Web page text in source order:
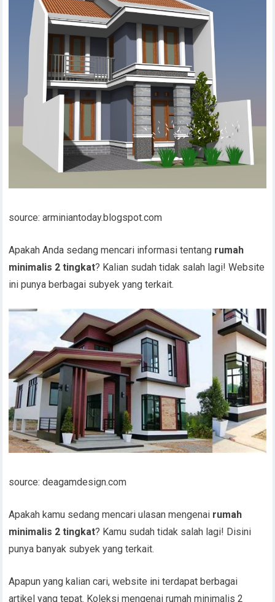
source: arminiantoday.blogspot.com
Apakah Anda sedang mencari informasi tentang rumah
minimalis 2 tingkat? Kalian sudah tidak salah lagi! Website
ini punya berbagai subyek yang terkait.
source: deagamdesign.com
Apakah kamu sedang mencari ulasan mengenai rumah
minimalis 2 tingkat? Kamu sudah tidak salah lagi! Disini
punya banyak subyek yang terkait.
Apapun yang kalian cari, website ini terdapat berbagai
artikel yang tepat. Koleksi mengenai rumah minimalis 2